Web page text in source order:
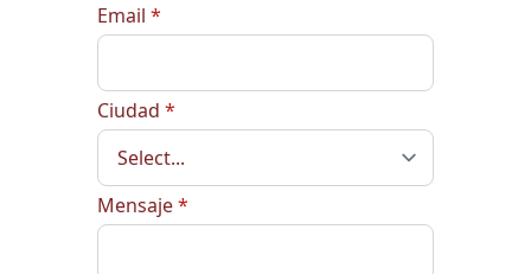
Email *
Ciudad *
Mensaje*